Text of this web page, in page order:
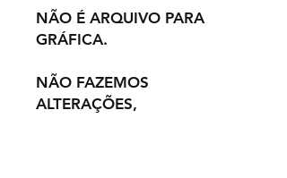
NÃO É ARQUIVO PARA
GRÁFICA.
NÃO FAZEMOS
ALTERAÇÕES,